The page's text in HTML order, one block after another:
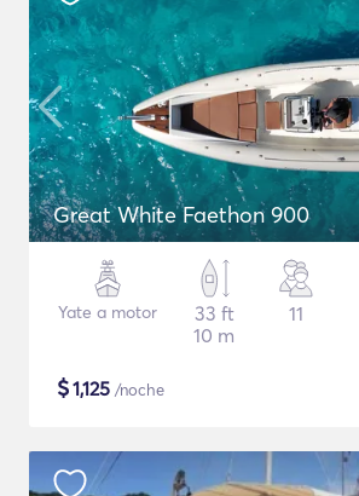
Great White Faethon 900
Yate a motor
33 ft
10 m
11
$1,125 /noche